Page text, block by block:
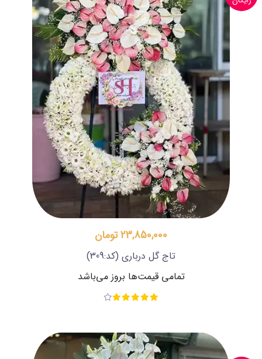
23,850,000 تومان
تاج گل درباری (کد:309)
تمامی قیمت‌ها بروز می‌باشد